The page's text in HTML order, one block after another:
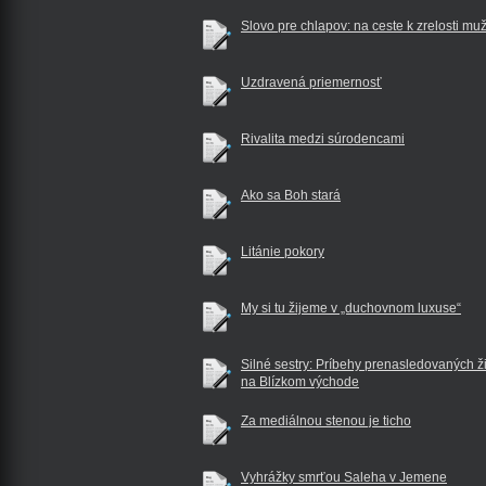
Slovo pre chlapov: na ceste k zrelosti
Uzdravená priemernosť
Rivalita medzi súrodencami
Ako sa Boh stará
Litánie pokory
My si tu žijeme v „duchovnom luxuse“
Silné sestry: Príbehy prenasledovaných
na Blízkom východe
Za mediálnou stenou je ticho
Vyhrážky smrťou Saleha v Jemene